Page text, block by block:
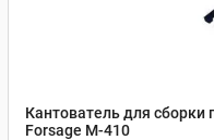
Кантователь для сборки
Forsage М-410